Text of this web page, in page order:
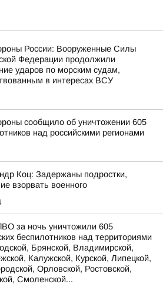
России: Вооруженные Силы
Федерации продолжили
ударов по морским судам,
в интересах ВСУ
сообщило об уничтожении 605
над российскими регионами
Коц: Задержаны подростки,
взорвать военного
за ночь уничтожили 605
беспилотников над территориями
Брянской, Владимирской,
Калужской, Курской, Липецкой,
Орловской, Ростовской,
Смоленской...